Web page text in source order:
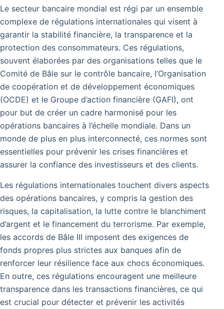
Le secteur bancaire mondial est régi par un ensemble
complexe de régulations internationales qui visent à
garantir la stabilité financière, la transparence et la
protection des consommateurs. Ces régulations,
souvent élaborées par des organisations telles que le
Comité de Bâle sur le contrôle bancaire, l’Organisation
de coopération et de développement économiques
(OCDE) et le Groupe d’action financière (GAFI), ont
pour but de créer un cadre harmonisé pour les
opérations bancaires à l’échelle mondiale. Dans un
monde de plus en plus interconnecté, ces normes sont
essentielles pour prévenir les crises financières et
assurer la confiance des investisseurs et des clients.
Les régulations internationales touchent divers aspects
des opérations bancaires, y compris la gestion des
risques, la capitalisation, la lutte contre le blanchiment
d’argent et le financement du terrorisme. Par exemple,
les accords de Bâle III imposent des exigences de
fonds propres plus strictes aux banques afin de
renforcer leur résilience face aux chocs économiques.
En outre, ces régulations encouragent une meilleure
transparence dans les transactions financières, ce qui
est crucial pour détecter et prévenir les activités